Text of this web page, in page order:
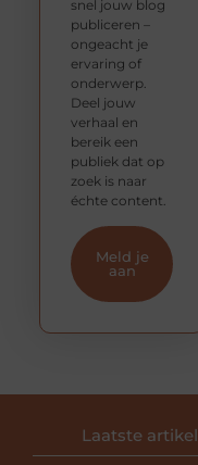
snel jouw blog
publiceren –
ongeacht je
ervaring of
onderwerp.
Deel jouw
verhaal en
bereik een
publiek dat op
zoek is naar
échte content.
Meld je
aan
Laatste